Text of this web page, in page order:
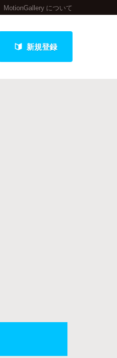
MotionGallery について
新規登録